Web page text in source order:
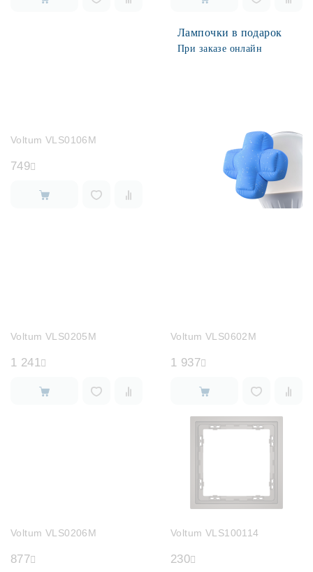
Voltum VLS0106M
749
Лампочки в подарок
При заказе онлайн
Voltum VLS0205M
1 241
Voltum VLS0602M
1 937
Voltum VLS0206M
877
Voltum VLS100114
230